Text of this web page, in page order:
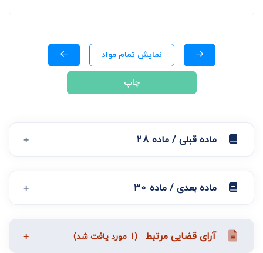
نمایش تمام مواد
چاپ
ماده قبلی / ماده 28
ماده بعدی / ماده 30
آرای قضایی مرتبط (1 مورد یافت شد)